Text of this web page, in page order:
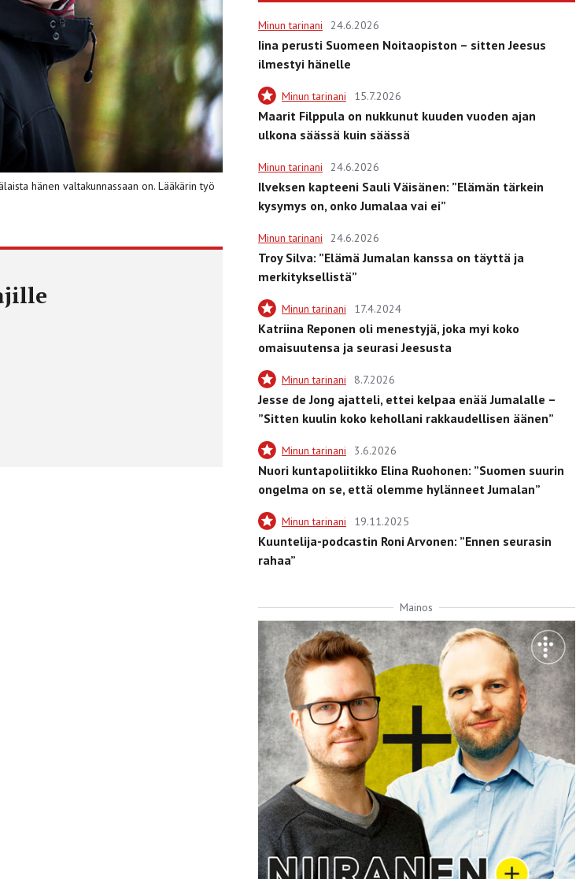
hänen valtakunnassaan on. Lääkärin työ
Minun tarinani 24.6.2026
Iina perusti Suomeen Noitaopiston – sitten Jeesus
ilmestyi hänelle
Minun tarinani 15.7.2026
Maarit Filppula on nukkunut kuuden vuoden ajan
ulkona säässä kuin säässä
Minun tarinani 24.6.2026
Ilveksen kapteeni Sauli Väisänen: ”Elämän tärkein
kysymys on, onko Jumalaa vai ei”
Minun tarinani 24.6.2026
Troy Silva: ”Elämä Jumalan kanssa on täyttä ja
merkityksellistä”
Minun tarinani 17.4.2024
Katriina Reponen oli menestyjä, joka myi koko
omaisuutensa ja seurasi Jeesusta
Minun tarinani 8.7.2026
Jesse de Jong ajatteli, ettei kelpaa enää Jumalalle –
”Sitten kuulin koko kehollani rakkaudellisen äänen”
Minun tarinani 3.6.2026
Nuori kuntapoliitikko Elina Ruohonen: ”Suomen suurin
ongelma on se, että olemme hylänneet Jumalan”
Minun tarinani 19.11.2025
Kuuntelija-podcastin Roni Arvonen: ”Ennen seurasin
rahaa”
Mainos